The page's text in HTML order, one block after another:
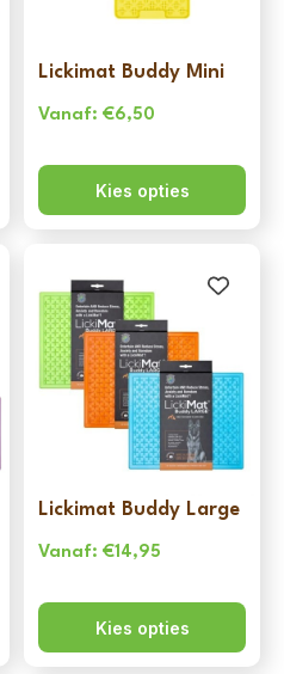
Lickimat Buddy Mini
Vanaf: €6,50
Kies opties
Lickimat Buddy Large
Vanaf: €14,95
Kies opties